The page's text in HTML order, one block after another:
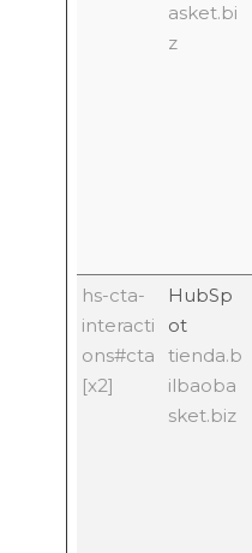
asket.bi
z
hs-cta-
interacti
ons#cta
[x2]
HubSp
ot
tienda.b
ilbaoba
sket.biz